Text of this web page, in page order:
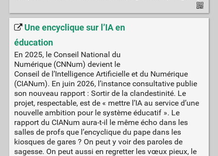
Une encyclique sur l’IA en
éducation
En 2025, le Conseil National du
Numérique (CNNum) devient le
Conseil de l’Intelligence Artificielle et du Numérique
(CIANum). En juin 2026, l’instance consultative publie
son nouveau rapport : Sortir de la clandestinité. Le
projet, respectable, est de « mettre l’IA au service d’une
nouvelle ambition pour le système éducatif ». Le
rapport du CIANum aura-t-il le même écho dans les
salles de profs que l’encyclique du pape dans les
kiosques de gares ? On peut y voir des paroles de
sagesse. On peut aussi en regretter les vœux pieux, le